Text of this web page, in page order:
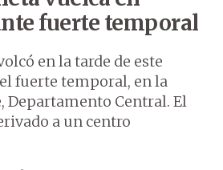
fuerte temporal
en la tarde de este
fuerte temporal, en la
Departamento Central. El
a un centro